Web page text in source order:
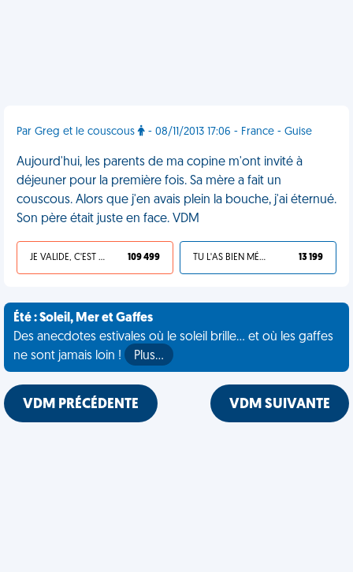
Par Greg et le couscous - 08/11/2013 17:06 - France - Guise
Aujourd'hui, les parents de ma copine m'ont invité à
déjeuner pour la première fois. Sa mère a fait un
couscous. Alors que j'en avais plein la bouche, j'ai éternué.
Son père était juste en face. VDM
JE VALIDE, C'EST UNE VDM 109 499 TU L'AS BIEN MÉRITÉ 13 199
Été : Soleil, Mer et Gaffes
Des anecdotes estivales où le soleil brille... et où les gaffes
ne sont jamais loin !
Plus…
VDM PRÉCÉDENTE VDM SUIVANTE